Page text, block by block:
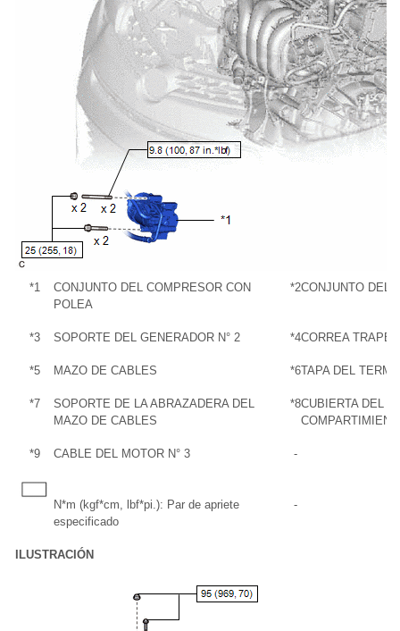
*1
CONJUNTO DEL COMPRESOR CON
POLEA
*2CONJUNTO DEL
*3 SOPORTE DEL GENERADOR N° 2 *4CORREA
*5 MAZO DE CABLES *6TAPA DEL
*7
SOPORTE DE LA ABRAZADERA DEL
MAZO DE CABLES
*8CUBIERTA DEL
*9 CABLE DEL MOTOR N° 3 -
N*m (kgf*cm, lbf*pi.): Par de apriete
especificado
-
ILUSTRACIÓN